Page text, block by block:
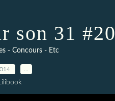
son 31 #20
- Concours - Etc